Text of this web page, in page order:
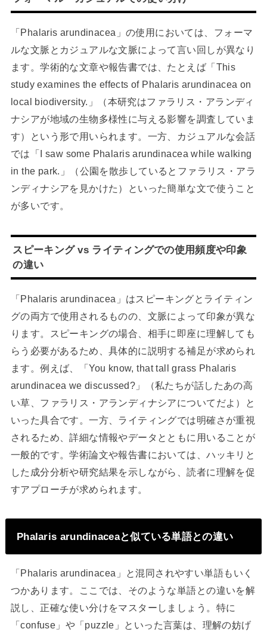
「Phalaris arundinacea」の使用においては、フォーマ
ルな文脈とカジュアルな文脈によって言い回しが異なり
ます。学術的な文章や報告書では、たとえば「This
study examines the effects of Phalaris arundinacea on
local biodiversity.」（本研究はファラリス・アランディ
ナシアが地域の生物多様性に与える影響を調査していま
す）という形で用いられます。一方、カジュアルな会話
では「I saw some Phalaris arundinacea while walking
in the park.」（公園を散歩しているとファラリス・アラ
ンディナシアを見かけた）といった簡単な文で使うこと
が多いです。
スピーキング vs ライティングでの使用頻度や印象
の違い
「Phalaris arundinacea」はスピーキングとライティン
グの両方で使用されるものの、文脈によって印象が異な
ります。スピーキングの場合、相手に即座に理解しても
らう必要があるため、具体的に説明する補足が求められ
ます。例えば、「You know, that tall grass Phalaris
arundinacea we discussed?」（私たちが話したあの高
い草、ファラリス・アランディナシアについてだよ）と
いった具合です。一方、ライティングでは明確さが重視
されるため、詳細な情報やデータとともに用いることが
一般的です。学術論文や報告書においては、ハッキリと
した成分分析や研究結果を示しながら、読者に理解を促
すアプローチが求められます。
Phalaris arundinaceaと似ている単語との違い
「Phalaris arundinacea」と混同されやすい単語もいく
つかあります。ここでは、そのような単語との違いを解
説し、正確な使い分けをマスターしましょう。特に
「confuse」や「puzzle」といった言葉は、理解の妨げ